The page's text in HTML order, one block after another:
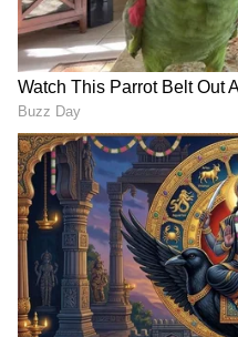
ಕ್ಲೈಮ್ಯಾಕ್ಸ್‌: ರಾಜಸ್ಥಾನ, ಕೋಲ್ಕತಾ
ಭವಿಷ್ಯ ನಿರ್ಧಾರ
ಅಲ್ಲು ಅರ್ಜುನ್ ಭೇಟಿ ಮಾಡಿ
ಭರ್ಜರಿ ಉಡುಗೊರೆ ನೀಡಿದ
ಆರ್‌ಸಿಬಿ ಸ್ಟಾರ್ ವೆಂಕಟೇಶ್
ಐಯ್ಯರ್